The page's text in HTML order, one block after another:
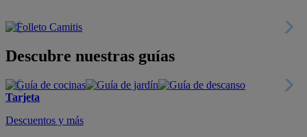
Descubre nuestras guías
Tarjeta
Descuentos y más